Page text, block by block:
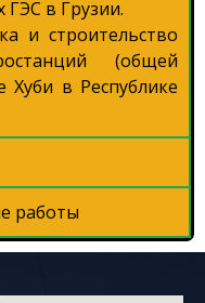
ГЭС в Грузии.
и строительство
(общей
в Республике
работы